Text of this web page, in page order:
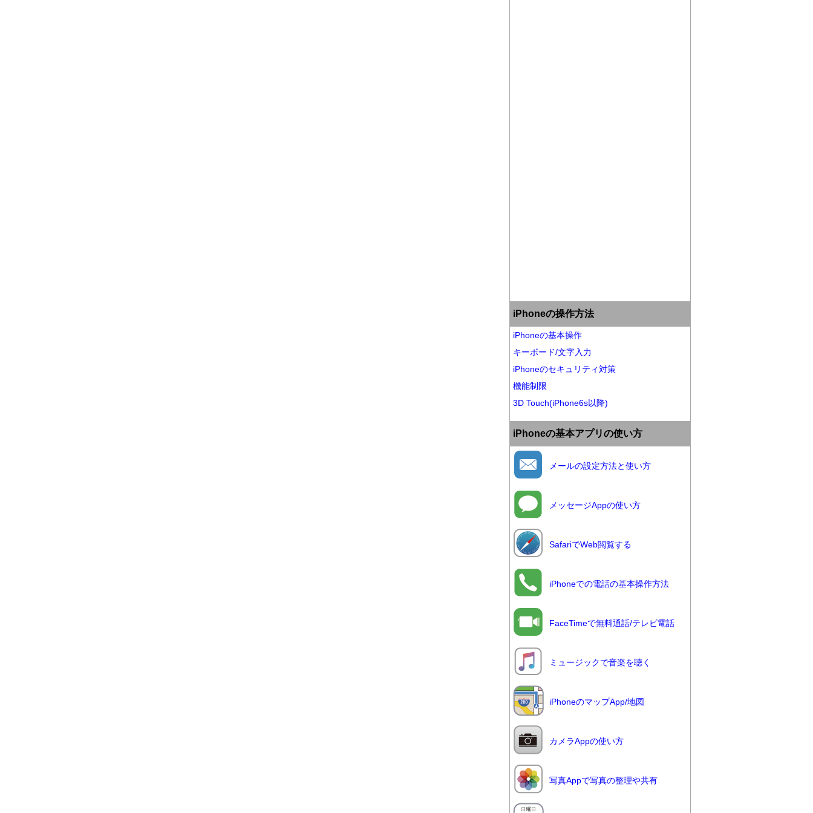
iPhoneの操作方法
iPhoneの基本操作
キーボード/文字入力
iPhoneのセキュリティ対策
機能制限
3D Touch(iPhone6s以降)
iPhoneの基本アプリの使い方
メールの設定方法と使い方
メッセージAppの使い方
SafariでWeb閲覧する
iPhoneでの電話の基本操作方法
FaceTimeで無料通話/テレビ電話
ミュージックで音楽を聴く
iPhoneのマップApp/地図
カメラAppの使い方
写真Appで写真の整理や共有